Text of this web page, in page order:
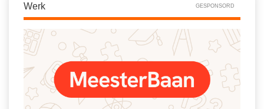
Feest- en Gedenkdagen
Godsdienstonderwijs
Kerstfeest
Kinderboekenweek
Kleurplaten
Sociale vaardigheden
Taalvaardigheid
Vakoverstijgend
Verzorging
MEER...
Werk GESPONSORD